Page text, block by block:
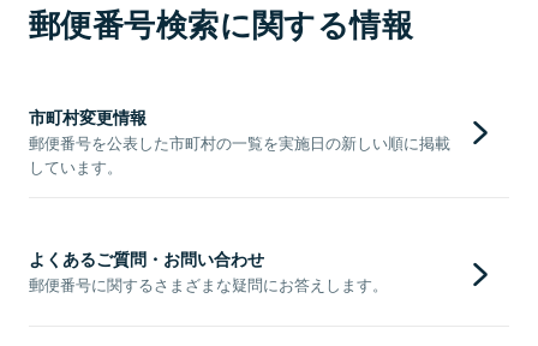
郵便番号検索に関する情報
市町村変更情報
郵便番号を公表した市町村の一覧を実施日の新しい順に掲載
しています。
よくあるご質問・お問い合わせ
郵便番号に関するさまざまな疑問にお答えします。